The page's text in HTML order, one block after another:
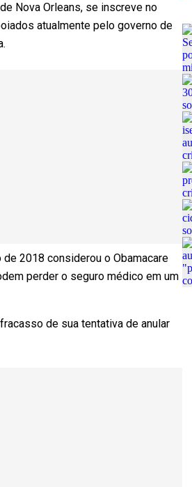
Nova Orleans, se inscreve no
atualmente pelo governo de
2018 considerou o Obamacare
perder o seguro médico em um
de sua tentativa de anular